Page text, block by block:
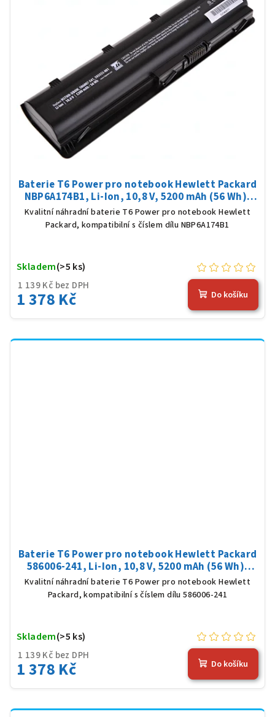
Baterie T6 Power pro notebook Hewlett Packard
NBP6A174B1, Li-Ion, 10,8 V, 5200 mAh (56 Wh),
černá
Kvalitní náhradní baterie T6 Power pro notebook Hewlett
Packard, kompatibilní s číslem dílu NBP6A174B1
1 139 Kč bez DPH
1 378 Kč
Skladem(>5 ks)
Do košíku
Baterie T6 Power pro notebook Hewlett Packard
586006-241, Li-Ion, 10,8 V, 5200 mAh (56 Wh),
černá
Kvalitní náhradní baterie T6 Power pro notebook Hewlett
Packard, kompatibilní s číslem dílu 586006-241
1 139 Kč bez DPH
1 378 Kč
Skladem(>5 ks)
Do košíku